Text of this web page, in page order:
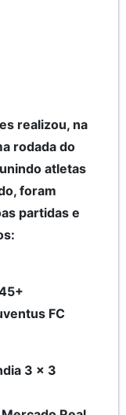
realizou, na
rodada do
atletas
foram
partidas e
FC
3 x 3